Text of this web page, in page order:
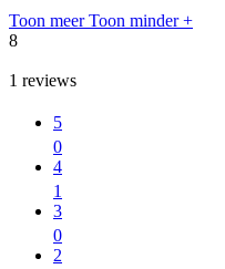
Toon meer Toon minder +
8
1 reviews
5
0
4
1
3
0
2